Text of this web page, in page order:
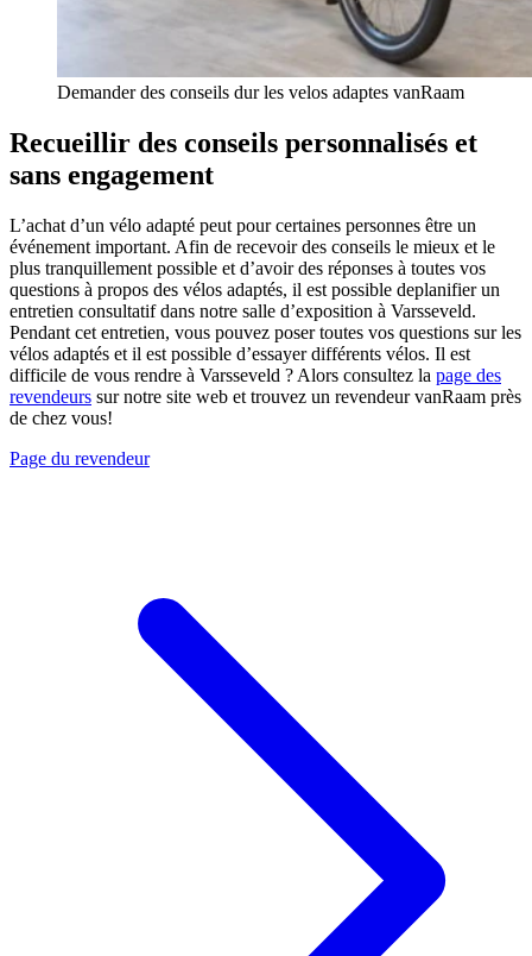
Demander des conseils dur les velos adaptes vanRaam
Recueillir des conseils personnalisés et
sans engagement
L’achat d’un vélo adapté peut pour certaines personnes être un
événement important. Afin de recevoir des conseils le mieux et le
plus tranquillement possible et d’avoir des réponses à toutes vos
questions à propos des vélos adaptés, il est possible deplanifier un
entretien consultatif dans notre salle d’exposition à Varsseveld.
Pendant cet entretien, vous pouvez poser toutes vos questions sur les
vélos adaptés et il est possible d’essayer différents vélos. Il est
difficile de vous rendre à Varsseveld ? Alors consultez la page des
revendeurs sur notre site web et trouvez un revendeur vanRaam près
de chez vous!
Page du revendeur